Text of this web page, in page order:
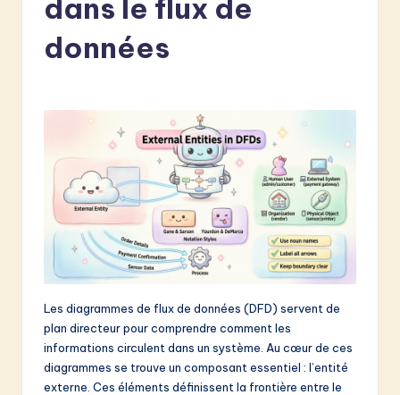
in
A
dans le flux de
données
Les diagrammes de flux de données (DFD) servent de
plan directeur pour comprendre comment les
informations circulent dans un système. Au cœur de ces
diagrammes se trouve un composant essentiel : l’entité
externe. Ces éléments définissent la frontière entre le